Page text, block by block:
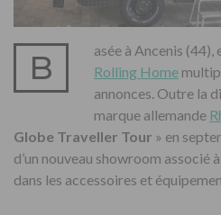
B
asée à Ancenis
Rolling Home
annonces. Outre la
marque allemande
Globe Traveller Tour » en
d’un nouveau showroom associé
dans les accessoires et